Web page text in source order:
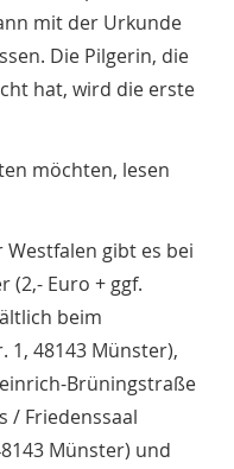
mit der Urkunde
Die Pilgerin, die
hat, wird die erste
möchten, lesen
gibt es bei
(2,- Euro + ggf.
beim
1, 48143 Münster),
Brüningstraße
/ Friedenssaal
Münster) und